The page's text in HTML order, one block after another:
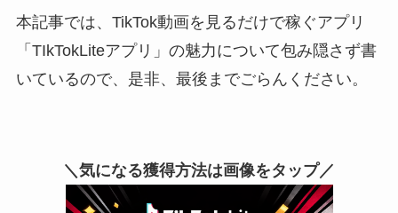
本記事では、TikTok動画を見るだけで稼ぐアプリ
「TIkTokLiteアプリ」の魅力について包み隠さず書
いているので、是非、最後までごらんください。
＼気になる獲得方法は画像をタップ／